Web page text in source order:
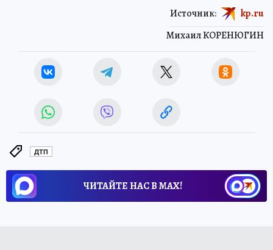
Михаил КОРЕНЮГИН
Источник: kp.ru
ДТП
ЧИТАЙТЕ НАС В МАХ!